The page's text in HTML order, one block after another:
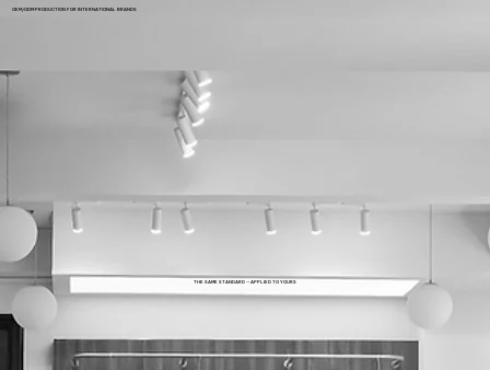
OEM/ODM PRODUCTION FOR INTERNATIONAL BRANDS
THE SAME STANDARD — APPLIED TO YOURS